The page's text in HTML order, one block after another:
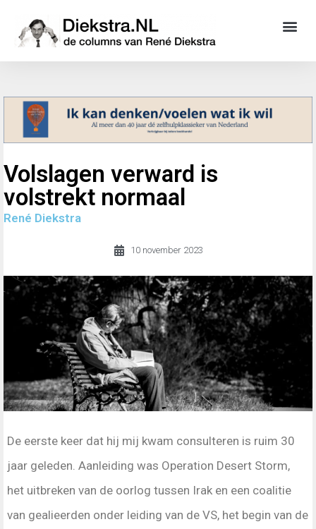
Volslagen verward is
volstrekt normaal
René Diekstra
10 november 2023
De eerste keer dat hij mij kwam consulteren is ruim 30
jaar geleden. Aanleiding was Operation Desert Storm,
het uitbreken van de oorlog tussen Irak en een coalitie
van gealieerden onder leiding van de VS, het begin van de